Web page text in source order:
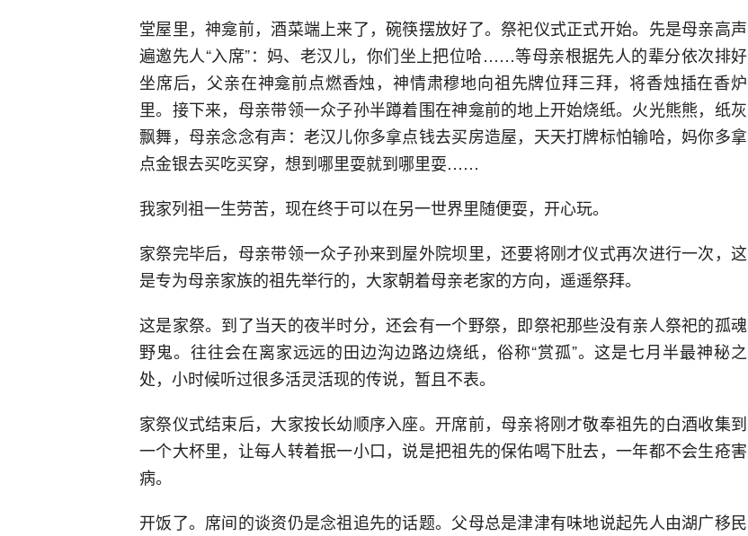
堂屋里，神龛前，酒菜端上来了，碗筷摆放好了。祭祀仪式正式开始。先是母亲高声
遍邀先人“入席”：妈、老汉儿，你们坐上把位哈……等母亲根据先人的辈分依次排好
坐席后，父亲在神龛前点燃香烛，神情肃穆地向祖先牌位拜三拜，将香烛插在香炉
里。接下来，母亲带领一众子孙半蹲着围在神龛前的地上开始烧纸。火光熊熊，纸灰
飘舞，母亲念念有声：老汉儿你多拿点钱去买房造屋，天天打牌标怕输哈，妈你多拿
点金银去买吃买穿，想到哪里耍就到哪里耍……
我家列祖一生劳苦，现在终于可以在另一世界里随便耍，开心玩。
家祭完毕后，母亲带领一众子孙来到屋外院坝里，还要将刚才仪式再次进行一次，这
是专为母亲家族的祖先举行的，大家朝着母亲老家的方向，遥遥祭拜。
这是家祭。到了当天的夜半时分，还会有一个野祭，即祭祀那些没有亲人祭祀的孤魂
野鬼。往往会在离家远远的田边沟边路边烧纸，俗称“赏孤”。这是七月半最神秘之
处，小时候听过很多活灵活现的传说，暂且不表。
家祭仪式结束后，大家按长幼顺序入座。开席前，母亲将刚才敬奉祖先的白酒收集到
一个大杯里，让每人转着抿一小口，说是把祖先的保佑喝下肚去，一年都不会生疮害
病。
开饭了。席间的谈资仍是念祖追先的话题。父母总是津津有味地说起先人由湖广移民